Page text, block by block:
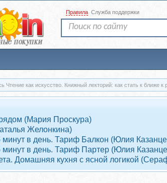
Правила Служба поддержки
Чтение как искусство. Книжный лекторий: как стать к ближе к
(Мария Проскура)
Желонкина)
минут в день. Тариф Балкон (Юлия
минут в день. Тариф Партер (Юлия
Домашняя кухня с ясной логикой